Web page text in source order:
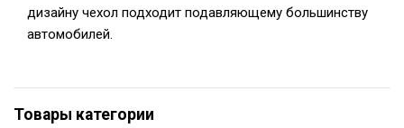
дизайну чехол подходит подавляющему большинству
автомобилей.
Товары категории